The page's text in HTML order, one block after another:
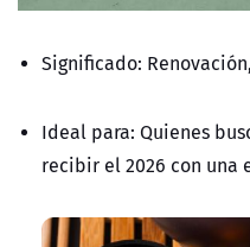
Significado:
Ideal para: Quienes
recibir el 2026 con